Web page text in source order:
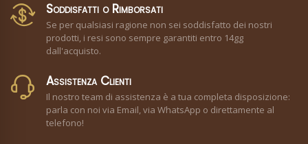
Soddisfatti o Rimborsati
Se per qualsiasi ragione non sei soddisfatto dei nostri
prodotti, i resi sono sempre garantiti entro 14gg
dall'acquisto.
Assistenza Clienti
Il nostro team di assistenza è a tua completa disposizione:
parla con noi via Email, via WhatsApp o direttamente al
telefono!